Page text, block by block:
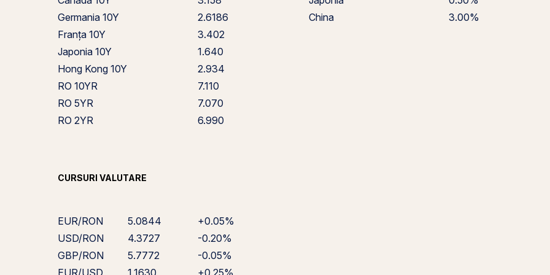
Germania 10Y
2.6186
Franța 10Y
3.402
Japonia 10Y
1.640
Hong Kong 10Y
2.934
RO 10YR
7.110
RO 5YR
7.070
RO 2YR
6.990
China
3.00%
CURSURI VALUTARE
EUR/RON 5.0844
+0.05%
USD/RON
4.3727
-0.20%
GBP/RON
5.7772
-0.05%
EUR/USD
1.1630 +0.25%